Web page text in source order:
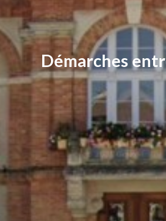
Démarches